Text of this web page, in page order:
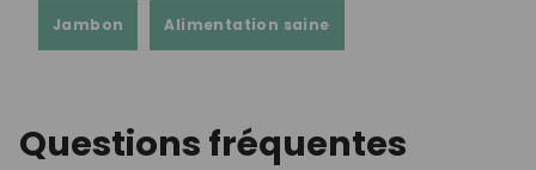
Jambon Alimentation saine
Questions fréquentes